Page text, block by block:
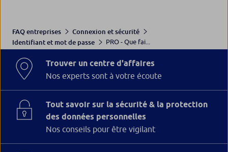
FAQ entreprises
Connexion et sécurité
Identifiant et mot de passe
PRO - Que fai...
Trouver un centre d'affaires
Nos experts sont à votre écoute
Tout savoir sur la sécurité & la protection
des données personnelles
Nos conseils pour être vigilant